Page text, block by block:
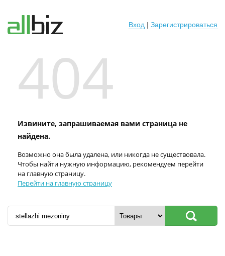
Вход | Зарегистрироваться
404
Извините, запрашиваемая вами страница не
найдена.
Возможно она была удалена, или никогда не существовала.
Чтобы найти нужную информацию, рекомендуем перейти
на главную страницу.
Перейти на главную страницу